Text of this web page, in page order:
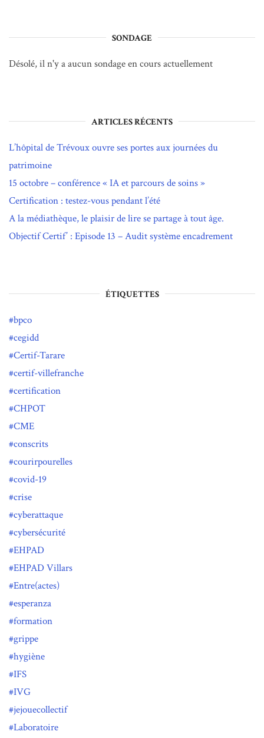
SONDAGE
Désolé, il n'y a aucun sondage en cours actuellement
ARTICLES RÉCENTS
L’hôpital de Trévoux ouvre ses portes aux journées du
patrimoine
15 octobre – conférence « IA et parcours de soins »
Certification : testez-vous pendant l’été
A la médiathèque, le plaisir de lire se partage à tout âge.
Objectif Certif’ : Episode 13 – Audit système encadrement
ÉTIQUETTES
bpco
cegidd
Certif-Tarare
certif-villefranche
certification
CHPOT
CME
conscrits
courirpourelles
covid-19
crise
cyberattaque
cybersécurité
EHPAD
EHPAD Villars
Entre(actes)
esperanza
formation
grippe
hygiène
IFS
IVG
jejouecollectif
Laboratoire